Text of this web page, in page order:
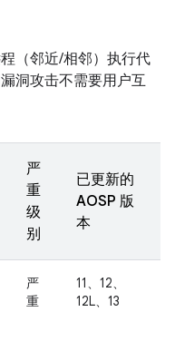
（邻近/相邻）执行代
洞攻击不需要用户互
严
重
级
别
已更新的
AOSP 版
本
严
重
11、12、
12L、13